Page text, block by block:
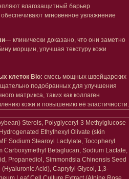
влагозащитный барьер
мгновенное увлажнение
— клинически доказано, что они заметно
морщин, улучшая текстуру кожи
клеток Bio: смесь мощных швейцарских
подобранных для улучшения
матрикса, таких как коллаген
кожи и повышению её эластичности.
Sterols, Polyglyceryl-3 Methylglucose
Ethylhexyl Olivate (skin
Sodium Stearoyl Lactylate, Tocopheryl
Carboxymethyl Betaglucan, Sodium Lactate,
Propanediol, Simmondsia Chinensis Seed
Acid), Caprylyl Glycol, 1,3-
зона декольте
масла
для ванны